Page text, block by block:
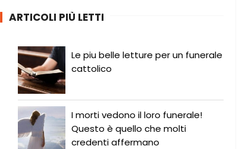
ARTICOLI PIÙ LETTI
Le piu belle letture per un funerale
cattolico
I morti vedono il loro funerale!
Questo è quello che molti
credenti affermano